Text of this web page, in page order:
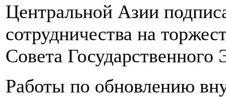
Центральной Азии
сотрудничества на
Совета
Работы по обновлению